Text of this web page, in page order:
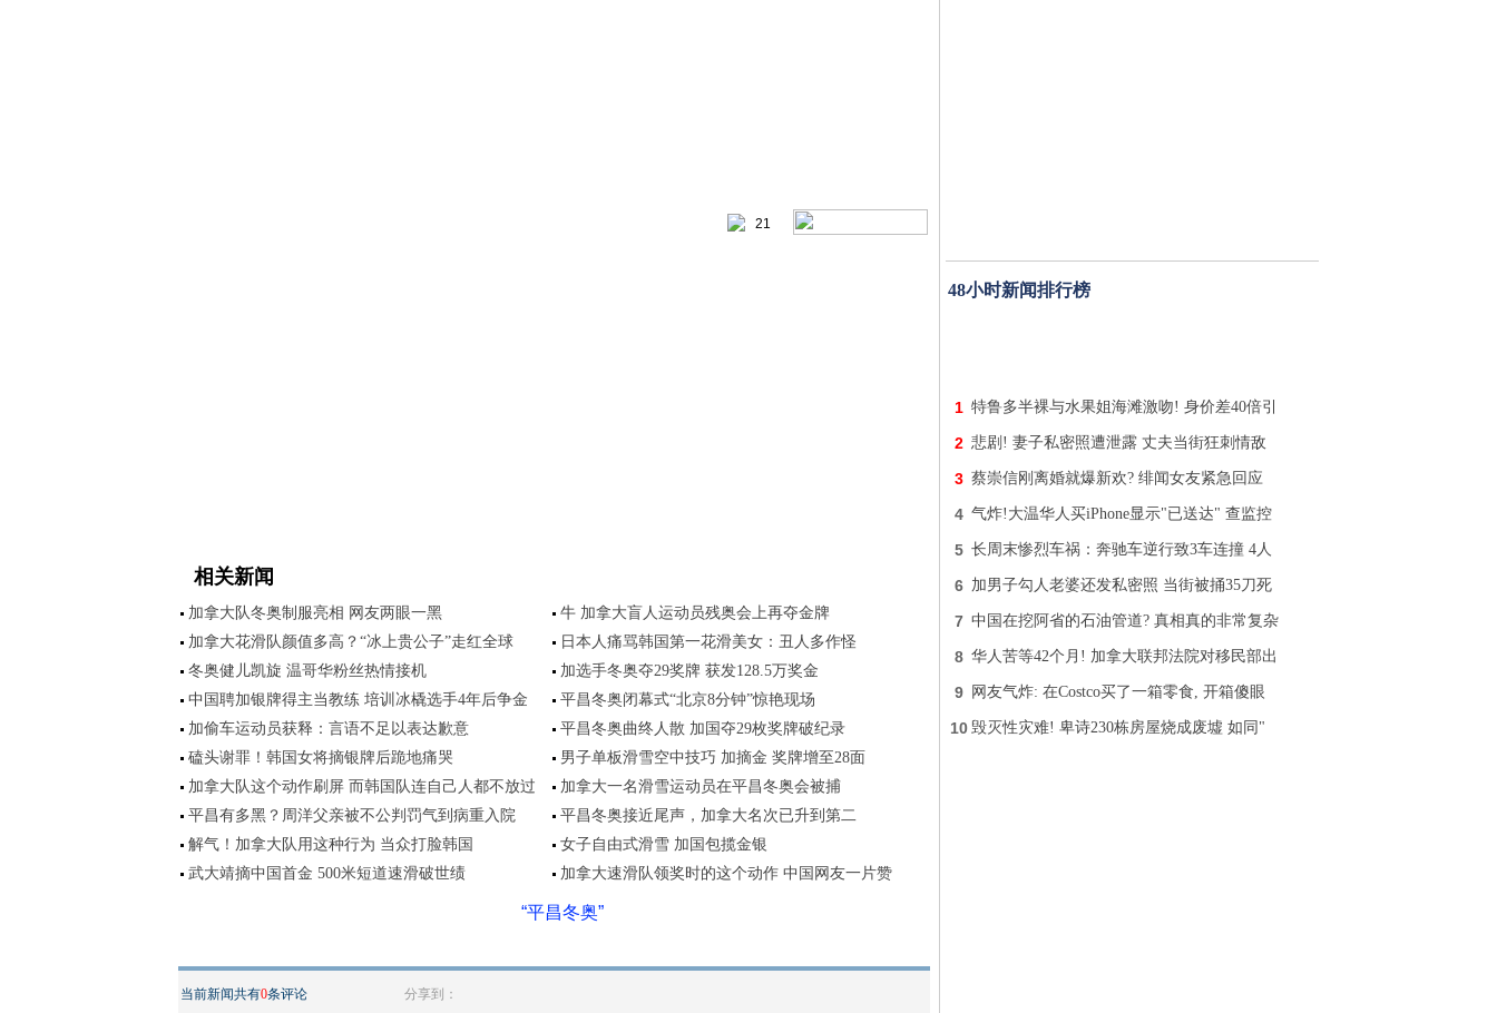
21
相关新闻
加拿大队冬奥制服亮相 网友两眼一黑
牛 加拿大盲人运动员残奥会上再夺金牌
加拿大花滑队颜值多高？“冰上贵公子”走红全球
日本人痛骂韩国第一花滑美女：丑人多作怪
冬奥健儿凯旋 温哥华粉丝热情接机
加选手冬奥夺29奖牌 获发128.5万奖金
中国聘加银牌得主当教练 培训冰橇选手4年后争金
平昌冬奥闭幕式“北京8分钟”惊艳现场
加偷车运动员获释：言语不足以表达歉意
平昌冬奥曲终人散 加国夺29枚奖牌破纪录
磕头谢罪！韩国女将摘银牌后跪地痛哭
男子单板滑雪空中技巧 加摘金 奖牌增至28面
加拿大队这个动作刷屏 而韩国队连自己人都不放过
加拿大一名滑雪运动员在平昌冬奥会被捕
平昌有多黑？周洋父亲被不公判罚气到病重入院
平昌冬奥接近尾声，加拿大名次已升到第二
解气！加拿大队用这种行为 当众打脸韩国
女子自由式滑雪 加国包揽金银
武大靖摘中国首金 500米短道速滑破世绩
加拿大速滑队领奖时的这个动作 中国网友一片赞
“平昌冬奥”
当前新闻共有0条评论 分享到：
48小时新闻排行榜
1 特鲁多半裸与水果姐海滩激吻! 身价差40倍引
2 悲剧! 妻子私密照遭泄露 丈夫当街狂刺情敌
3 蔡崇信刚离婚就爆新欢? 绯闻女友紧急回应
4 气炸!大温华人买iPhone显示"已送达" 查监控
5 长周末惨烈车祸：奔驰车逆行致3车连撞 4人
6 加男子勾人老婆还发私密照 当街被捅35刀死
7 中国在挖阿省的石油管道? 真相真的非常复杂
8 华人苦等42个月! 加拿大联邦法院对移民部出
9 网友气炸: 在Costco买了一箱零食, 开箱傻眼
10 毁灭性灾难! 卑诗230栋房屋烧成废墟 如同"